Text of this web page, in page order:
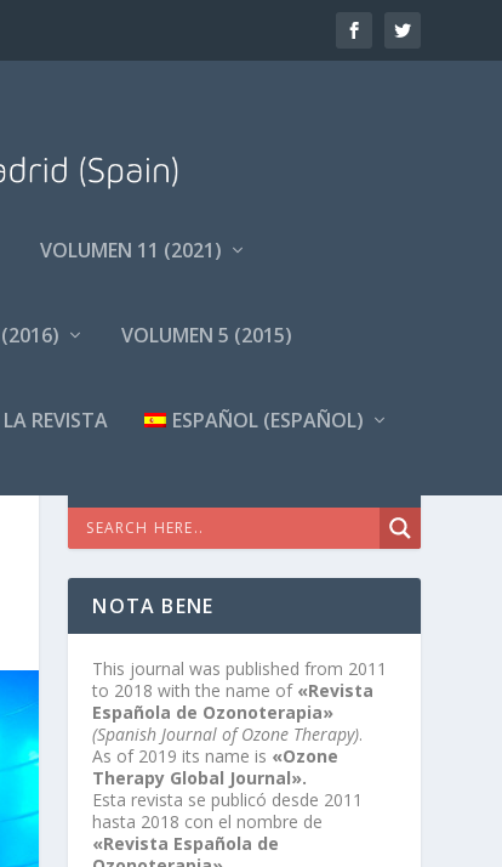
VOLUMEN 11 (2021)
VOLUMEN 5 (2015)
REVISTA ESPAÑOL (ESPAÑOL)
NOTA BENE
This journal was published from 2011
to 2018 with the name of «Revista
Española de Ozonoterapia»
(Spanish Journal of Ozone Therapy).
As of 2019 its name is «Ozone
Therapy Global Journal».
Esta revista se publicó desde 2011
hasta 2018 con el nombre de
«Revista Española de